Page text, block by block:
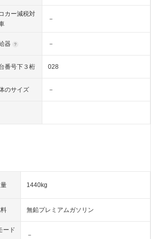
カー減税対
－
器 －
番号下３桁 028
のサイズ －
1440kg
無鉛プレミアムガソリン
ード
－